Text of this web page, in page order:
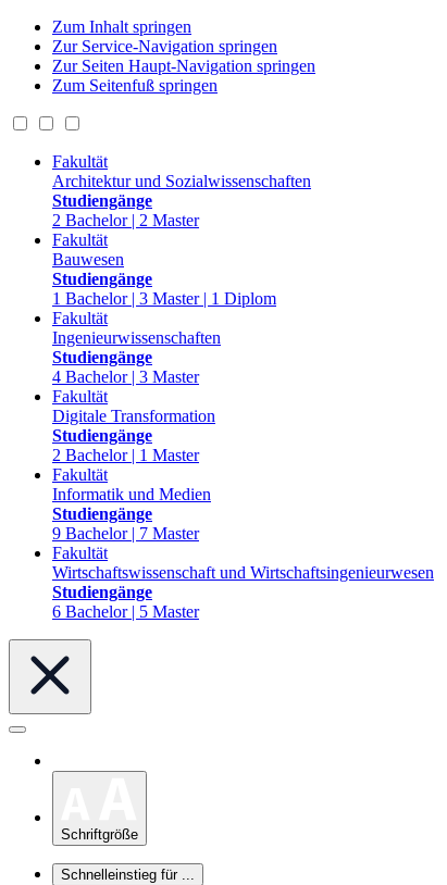
Zum Inhalt springen
Zur Service-Navigation springen
Zur Seiten Haupt-Navigation springen
Zum Seitenfuß springen
Fakultät
Architektur und Sozialwissenschaften
Studiengänge
2 Bachelor | 2 Master
Fakultät
Bauwesen
Studiengänge
1 Bachelor | 3 Master | 1 Diplom
Fakultät
Ingenieurwissenschaften
Studiengänge
4 Bachelor | 3 Master
Fakultät
Digitale Transformation
Studiengänge
2 Bachelor | 1 Master
Fakultät
Informatik und Medien
Studiengänge
9 Bachelor | 7 Master
Fakultät
Wirtschaftswissenschaft und Wirtschaftsingenieurwesen
Studiengänge
6 Bachelor | 5 Master
Schriftgröße
Schnelleinstieg für ...